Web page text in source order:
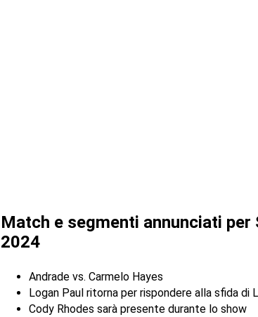
Match e segmenti annunciati per
2024
Andrade vs. Carmelo Hayes
Logan Paul ritorna per rispondere alla sfida di
Cody Rhodes sarà presente durante lo show